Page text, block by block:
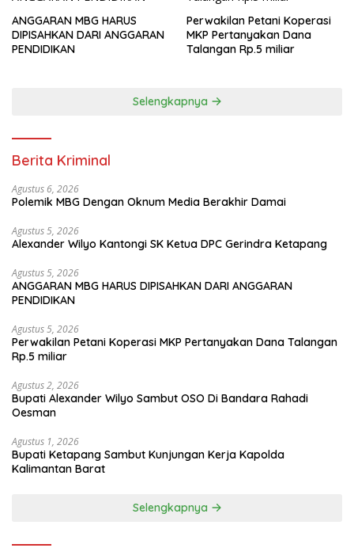
ANGGARAN MBG HARUS
DIPISAHKAN DARI ANGGARAN
PENDIDIKAN
Perwakilan Petani Koperasi
MKP Pertanyakan Dana
Talangan Rp.5 miliar
Selengkapnya
Berita Kriminal
Agustus 6, 2026
Polemik MBG Dengan Oknum Media Berakhir Damai
Agustus 5, 2026
Alexander Wilyo Kantongi SK Ketua DPC Gerindra Ketapang
Agustus 5, 2026
ANGGARAN MBG HARUS DIPISAHKAN DARI ANGGARAN
PENDIDIKAN
Agustus 5, 2026
Perwakilan Petani Koperasi MKP Pertanyakan Dana Talangan
Rp.5 miliar
Agustus 2, 2026
Bupati Alexander Wilyo Sambut OSO Di Bandara Rahadi
Oesman
Agustus 1, 2026
Bupati Ketapang Sambut Kunjungan Kerja Kapolda
Kalimantan Barat
Selengkapnya